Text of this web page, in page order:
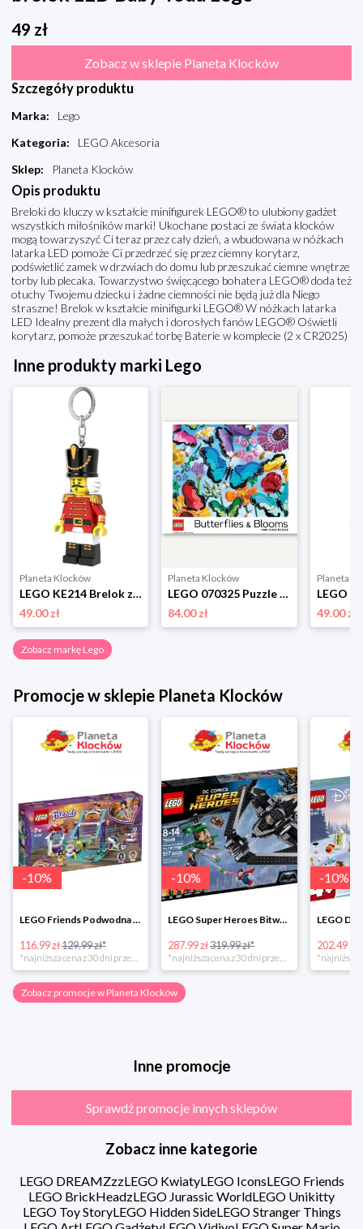
49 zł
Zobacz w sklepie Planeta Klocków
Szczegóły produktu
Marka:
Lego
Kategoria:
LEGO Akcesoria
Sklep: Planeta Klocków
Opis produktu
Breloki do kluczy w kształcie minifigurek LEGO® to ulubiony gadżet
wszystkich miłośników marki! Ukochane postaci ze świata klocków
mogą towarzyszyć Ci teraz przez cały dzień, a wbudowana w nóżkach
latarka LED pomoże Ci przedrzeć się przez ciemny korytarz,
podświetlić zamek w drzwiach do domu lub przeszukać ciemne wnętrze
torby lub plecaka. Towarzystwo święcącego bohatera LEGO® doda też
otuchy Twojemu dziecku i żadne ciemności nie będą już dla Niego
straszne! Brelok w kształcie minifigurki LEGO® W nóżkach latarka
LED Idealny prezent dla małych i dorosłych fanów LEGO® Oświetli
korytarz, pomoże przeszukać torbę Baterie w komplecie (2 x CR2025)
Inne produkty marki Lego
Planeta Klocków
LEGO KE214 Brelok z latarką Dziadek do orzechów Lego
49.00 zł
Planeta Klocków
LEGO 070325 Puzzle Butterflies & Blooms (1000 elementów) Lego
84.00 zł
Planeta
49.00 zł
Zobacz markę Lego
Promocje w sklepie Planeta Klocków
-10%
LEGO Friends Podwodna Frajda w super cenie
116.99 zł129.99 zł*
*najniższa cena z 30 dni przed obniżką
-10%
LEGO Super Heroes Bitwa powietrzna w super cenie
287.99 zł319.99 zł*
*najniższa cena z 30 dni przed obniżką
-10%
202.49 zł
Zobacz promocje w Planeta Klocków
Inne promocje
Sprawdź promocje innych sklepów
Zobacz inne kategorie
LEGO DREAMZzzLEGO KwiatyLEGO IconsLEGO Friends
LEGO BrickHeadzLEGO Jurassic WorldLEGO Unikitty
LEGO Toy StoryLEGO Hidden SideLEGO Stranger Things